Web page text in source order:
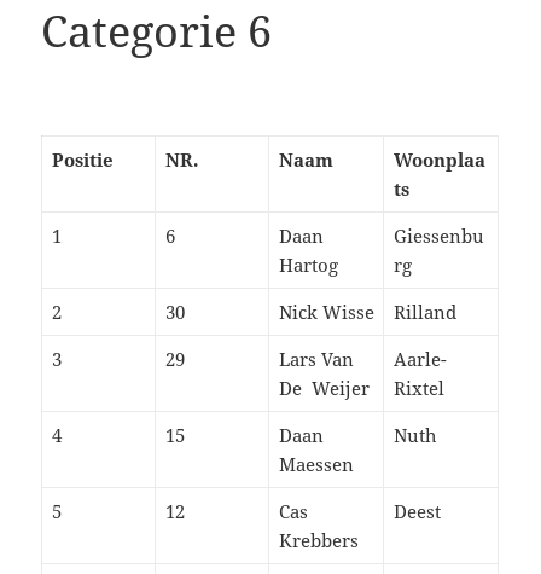
Categorie 6
Positie NR. Naam
Woonplaa
ts
1
6
Daan
Hartog
Giessenbu
rg
2
30 Nick Wisse
Rilland
3
29
Lars Van
De Weijer
Aarle-
Rixtel
4
15
Daan
Maessen
Nuth
5 12
Cas
Krebbers
Deest